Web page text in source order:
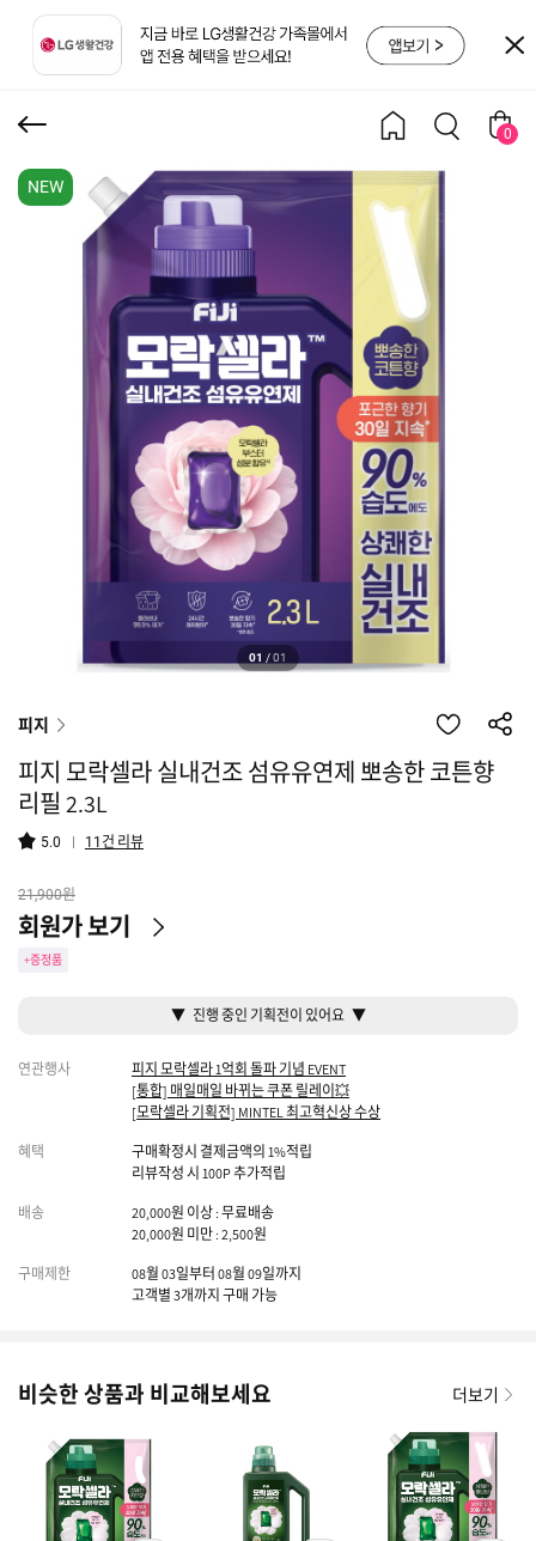
0
섬유유연제 뽀송한 코튼
NEW
01 /01
피지
피지 모락셀라 실내건조 섬유유연제 뽀송한 코튼향
리필 2.3L
5.0 11 건 리뷰
21,900원
회원가 보기
+증정품
▼ 진행 중인 기획전이 있어요 ▼
연관행사
피지 모락셀라 1억회 돌파 기념 EVENT
[통합] 매일매일 바뀌는 쿠폰 릴레이💥
[모락셀라 기획전] MINTEL 최고혁신상 수상
혜택
구매확정시 결제금액의 1%적립
리뷰작성 시 100P 추가적립
배송
20,000원 이상 : 무료배송
20,000원 미만 : 2,500원
구매제한
08월 03일부터 08월 09일까지
고객별 3개까지 구매 가능
비슷한 상품과 비교해보세요 더보기